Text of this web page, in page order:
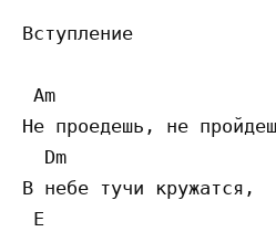
Вступление
Am
Не проедешь, не
  Dm
В небе тучи кружатся,
E